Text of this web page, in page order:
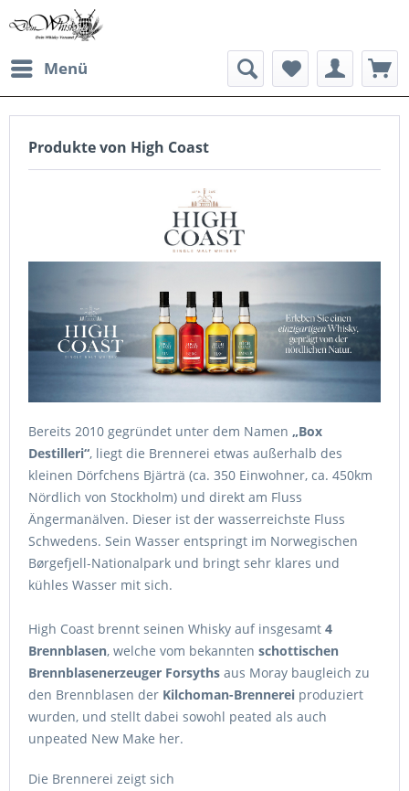
Menü
Produkte von High Coast
Bereits 2010 gegründet unter dem Namen „Box
Destilleri“, liegt die Brennerei etwas außerhalb des
kleinen Dörfchens Bjärträ (ca. 350 Einwohner, ca. 450km
Nördlich von Stockholm) und direkt am Fluss
Ängermanälven. Dieser ist der wasserreichste Fluss
Schwedens. Sein Wasser entspringt im Norwegischen
Børgefjell-Nationalpark und bringt sehr klares und
kühles Wasser mit sich.
High Coast brennt seinen Whisky auf insgesamt 4
Brennblasen, welche vom bekannten schottischen
Brennblasenerzeuger Forsyths aus Moray baugleich zu
den Brennblasen der Kilchoman-Brennerei produziert
wurden, und stellt dabei sowohl peated als auch
unpeated New Make her.
Die Brennerei zeigt sich